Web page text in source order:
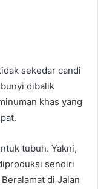
sekedar candi
dibalik
khas yang
tubuh. Yakni,
sendiri
di Jalan